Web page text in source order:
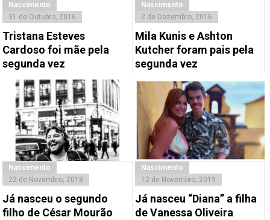
Nascimento
31 de Outubro, 2016
Tristana Esteves
Cardoso foi mãe pela
segunda vez
Nascimento
2 de Dezembro, 2016
Mila Kunis e Ashton
Kutcher foram pais pela
segunda vez
Nascimento
22 de Novembro, 2018
Já nasceu o segundo
filho de César Mourão
Nascimento
12 de Novembro, 2019
Já nasceu “Diana” a filha
de Vanessa Oliveira